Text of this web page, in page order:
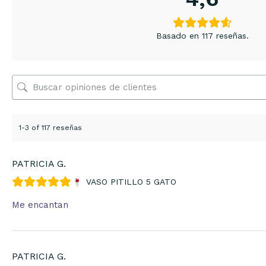
Basado en 117 reseñas.
1-3 of 117 reseñas
PATRICIA G.
VASO PITILLO 5 GATO
Me encantan
PATRICIA G.